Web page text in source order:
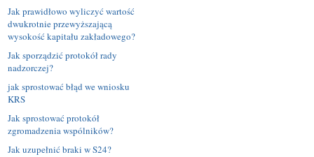
Jak prawidłowo wyliczyć wartość
dwukrotnie przewyższającą
wysokość kapitału zakładowego?
Jak sporządzić protokół rady
nadzorczej?
jak sprostować błąd we wniosku
KRS
Jak sprostować protokół
zgromadzenia wspólników?
Jak uzupełnić braki w S24?